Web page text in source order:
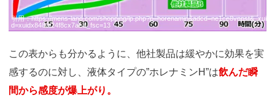
引用：https://mens-land.com/shopping/lp.php?p=horenamin&adcd=ne1ce8vnpst&_xui
d=xuidx8480f24f8cx7ae&_fsc=13
この表からも分かるように、他社製品は緩やかに効果を実
感するのに対し、液体タイプの”ホレナミンH”は飲んだ瞬
間から感度が爆上がり。